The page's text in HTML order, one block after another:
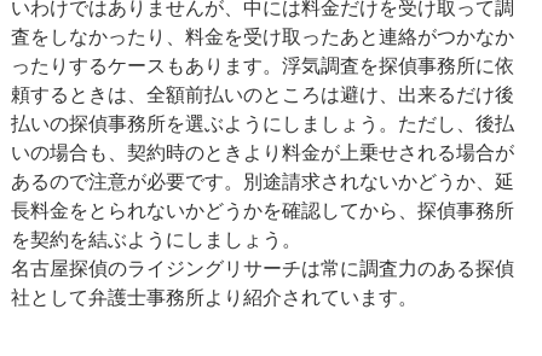
いわけではありませんが、中には料金だけを受け取って調
査をしなかったり、料金を受け取ったあと連絡がつかなか
ったりするケースもあります。浮気調査を探偵事務所に依
頼するときは、全額前払いのところは避け、出来るだけ後
払いの探偵事務所を選ぶようにしましょう。ただし、後払
いの場合も、契約時のときより料金が上乗せされる場合が
あるので注意が必要です。別途請求されないかどうか、延
長料金をとられないかどうかを確認してから、探偵事務所
を契約を結ぶようにしましょう。
名古屋探偵のライジングリサーチは常に調査力のある探偵
社として弁護士事務所より紹介されています。